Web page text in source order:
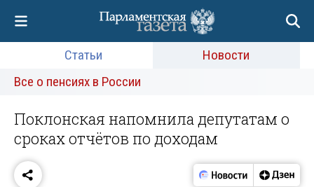
Статьи
Новости
Все о пенсиях в России
Поклонская напомнила депутатам о
сроках отчётов по доходам